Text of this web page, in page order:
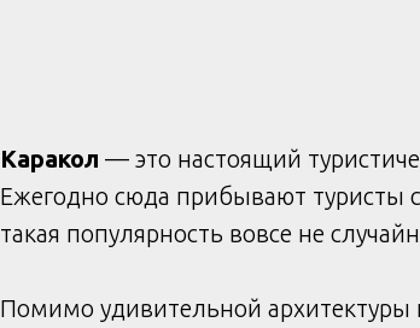
Каракол — это настоящий
Ежегодно сюда прибывают туристы
такая популярность вовсе не
Помимо удивительной архитектуры